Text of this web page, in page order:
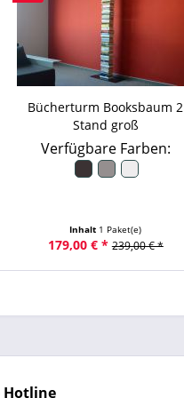
Bücherturm Booksbaum 2
Stand groß
Verfügbare Farben:
Inhalt 1 Paket(e)
179,00 € * 239,00 € *
Hotline